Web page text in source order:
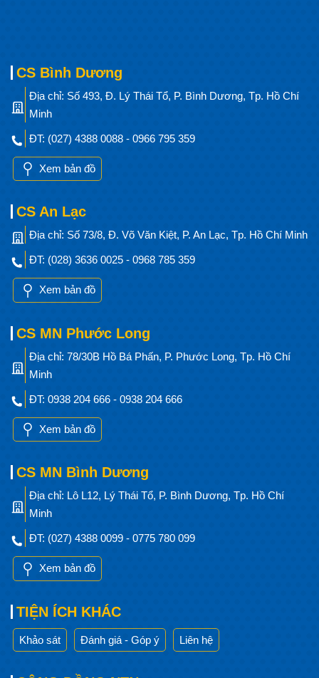
CS Bình Dương
Địa chỉ: Số 493, Đ. Lý Thái Tổ, P. Bình Dương, Tp. Hồ Chí
Minh
ĐT: (027) 4388 0088 - 0966 795 359
Xem bản đồ
CS An Lạc
Địa chỉ: Số 73/8, Đ. Võ Văn Kiệt, P. An Lạc, Tp. Hồ Chí Minh
ĐT: (028) 3636 0025 - 0968 785 359
Xem bản đồ
CS MN Phước Long
Địa chỉ: 78/30B Hồ Bá Phấn, P. Phước Long, Tp. Hồ Chí
Minh
ĐT: 0938 204 666 - 0938 204 666
Xem bản đồ
CS MN Bình Dương
Địa chỉ: Lô L12, Lý Thái Tổ, P. Bình Dương, Tp. Hồ Chí
Minh
ĐT: (027) 4388 0099 - 0775 780 099
Xem bản đồ
TIỆN ÍCH KHÁC
Khảo sát Đánh giá - Góp ý Liên hệ